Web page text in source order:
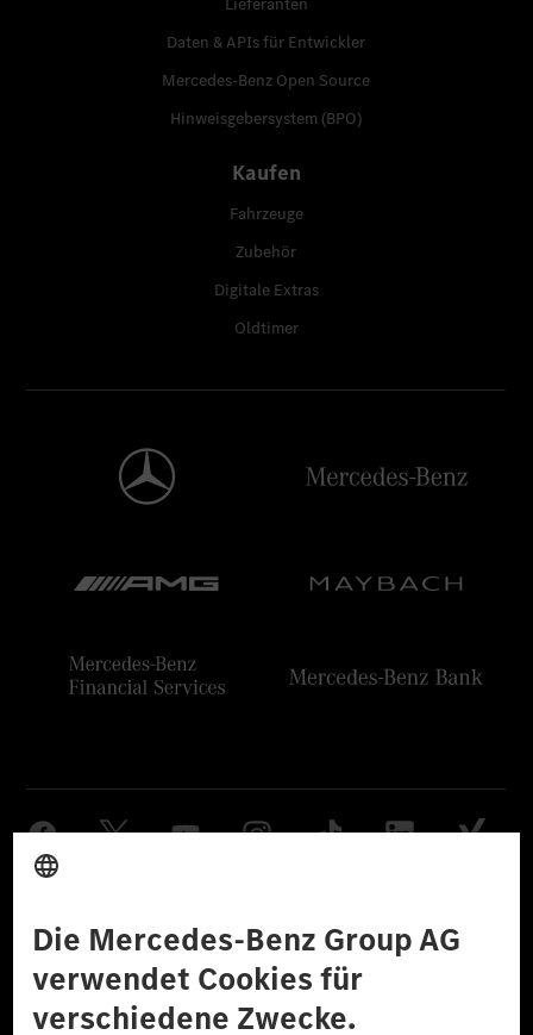
Daten & APIs für Entwickler
Mercedes-Benz Open Source
Hinweisgebersystem (BPO)
Kaufen
Fahrzeuge
Zubehör
Digitale Extras
Oldtimer
Datenschutz Lizenzhinweise Dritter Barrierefreiheit
© 2026 Mercedes-Benz Group AG. Alle Rechte vorbehalten.